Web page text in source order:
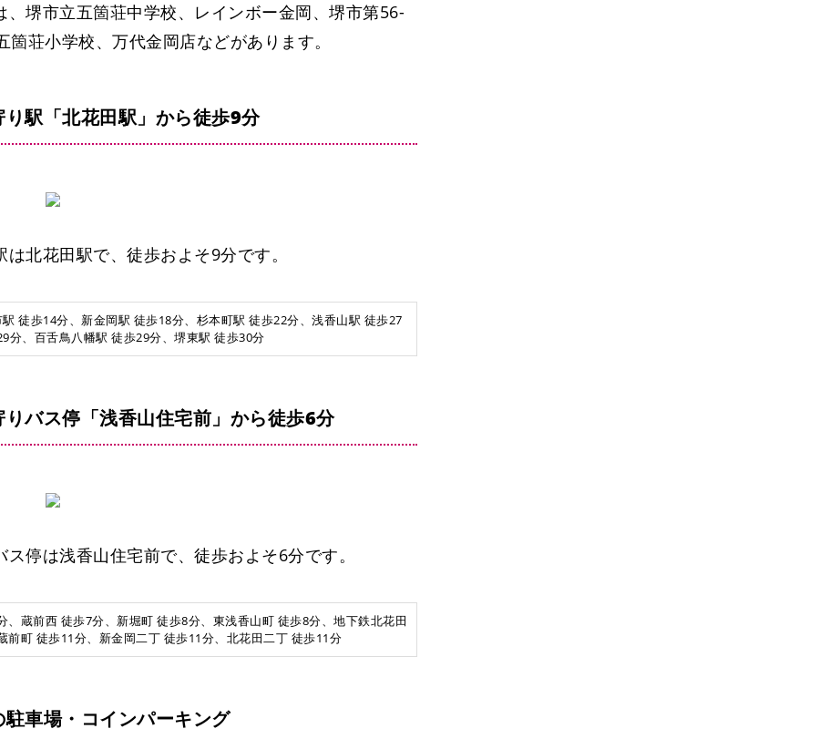
蔵前西
堺市立五箇荘中学校、レインボー金岡、堺市第56-
荘小学校、万代金岡店などがあります。
駅「北花田駅」から徒歩9分
北花田駅で、徒歩およそ9分です。
徒歩14分、新金岡駅 徒歩18分、杉本町駅 徒歩22分、浅香山駅 徒歩27
分、百舌鳥八幡駅 徒歩29分、堺東駅 徒歩30分
バス停「浅香山住宅前」から徒歩6分
停は浅香山住宅前で、徒歩およそ6分です。
蔵前西 徒歩7分、新堀町 徒歩8分、東浅香山町 徒歩8分、地下鉄北花田
前町 徒歩11分、新金岡二丁 徒歩11分、北花田二丁 徒歩11分
車場・コインパーキング